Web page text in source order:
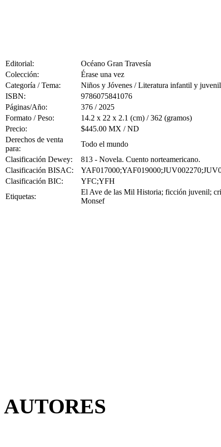
Editorial:
Océano Gran Travesía
Colección:
Érase una vez
Categoría / Tema:
Niños y Jóvenes / Literatura infantil y juvenil
ISBN:
9786075841076
Páginas/Año:
376 / 2025
Formato / Peso:
14.2 x 22 x 2.1 (cm) / 362 (gramos)
Precio:
$445.00 MX / ND
Derechos de venta
para:
Todo el mundo
Clasificación Dewey:
813 - Novela. Cuento norteamericano.
Clasificación BISAC:
Clasificación BIC:
YFC;YFH
Etiquetas:
El Ave de las Mil Historia; ficción juvenil;
Monsef
AUTORES